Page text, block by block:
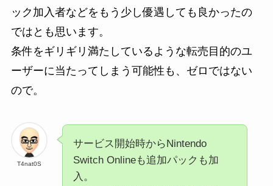
ック加入者などをもう少し優遇しても良かったの
ではとも思います。
条件をギリギリ満たしているような転売目的のユ
ーザーに当たってしまう可能性も、ゼロではない
ので。
T4nat0S
サービス開始時からNintendo
Switch Onlineも追加パックも加
入。